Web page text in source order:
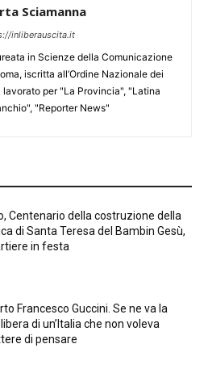
Sciamanna
inliberauscita.it
in Scienze della Comunicazione
iscritta all’Ordine Nazionale dei
per "La Provincia", "Latina
"Reporter News"
Centenario della costruzione della
di Santa Teresa del Bambin Gesù,
in festa
Francesco Guccini. Se ne va la
di un’Italia che non voleva
di pensare